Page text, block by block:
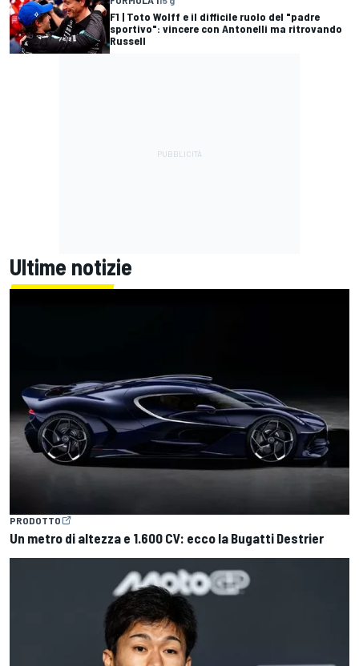
F1 | Toto Wolff e il difficile ruolo del "padre
sportivo": vincere con Antonelli ma ritrovando
Russell
Ultime notizie
PRODOTTO
Un metro di altezza e 1.600 CV: ecco la Bugatti Destrier